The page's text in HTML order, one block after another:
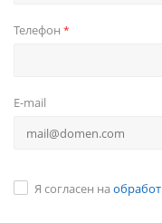
Телефон *
E-mail
Я согласен на